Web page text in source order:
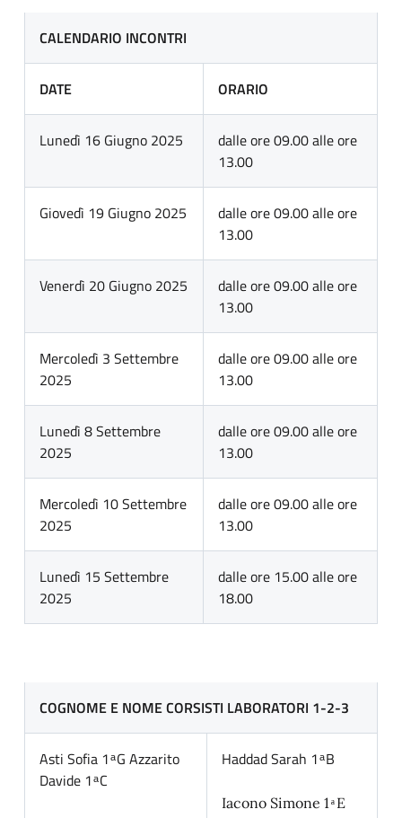
CALENDARIO INCONTRI
DATE ORARIO
Lunedì 16 Giugno 2025
dalle ore 09.00 alle ore
13.00
Giovedì 19 Giugno 2025
dalle ore 09.00 alle ore
13.00
Venerdì 20 Giugno 2025
dalle ore 09.00 alle ore
13.00
Mercoledì 3 Settembre
2025
dalle ore 09.00 alle ore
13.00
Lunedì 8 Settembre
2025
dalle ore 09.00 alle ore
13.00
Mercoledì 10 Settembre
2025
dalle ore 09.00 alle ore
13.00
Lunedì 15 Settembre
2025
dalle ore 15.00 alle ore
18.00
COGNOME E NOME CORSISTI LABORATORI 1-2-3
Asti Sofia 1 ͣ G Azzarito
Davide 1 ͣ C
Haddad Sarah 1 ͣ B
Iacono Simone 1 ͣ E